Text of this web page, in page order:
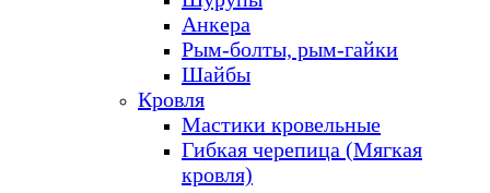
Анкера
Рым-болты, рым-гайки
Шайбы
Кровля
Мастики кровельные
Гибкая черепица (Мягкая
кровля)